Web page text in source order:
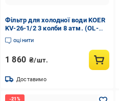
Фільтр для холодної води KOER
KV-26-1/2 3 колби 8 атм. (OL-
KR5022)
оцінити
1 860 ₴/шт.
Доставимо